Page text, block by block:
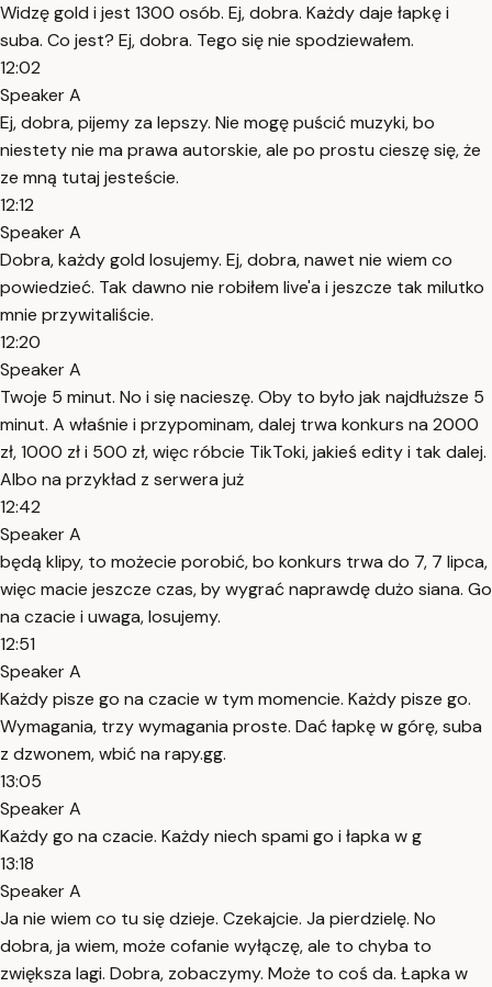
Widzę gold i jest 1300 osób. Ej, dobra. Każdy daje łapkę i
suba. Co jest? Ej, dobra. Tego się nie spodziewałem.
12:02
Speaker A
Ej, dobra, pijemy za lepszy. Nie mogę puścić muzyki, bo
niestety nie ma prawa autorskie, ale po prostu cieszę się, że
ze mną tutaj jesteście.
12:12
Speaker A
Dobra, każdy gold losujemy. Ej, dobra, nawet nie wiem co
powiedzieć. Tak dawno nie robiłem live'a i jeszcze tak milutko
mnie przywitaliście.
12:20
Speaker A
Twoje 5 minut. No i się nacieszę. Oby to było jak najdłuższe 5
minut. A właśnie i przypominam, dalej trwa konkurs na 2000
zł, 1000 zł i 500 zł, więc róbcie TikToki, jakieś edity i tak dalej.
Albo na przykład z serwera już
12:42
Speaker A
będą klipy, to możecie porobić, bo konkurs trwa do 7, 7 lipca,
więc macie jeszcze czas, by wygrać naprawdę dużo siana. Go
na czacie i uwaga, losujemy.
12:51
Speaker A
Każdy pisze go na czacie w tym momencie. Każdy pisze go.
Wymagania, trzy wymagania proste. Dać łapkę w górę, suba
z dzwonem, wbić na rapy.gg.
13:05
Speaker A
Każdy go na czacie. Każdy niech spami go i łapka w g
13:18
Speaker A
Ja nie wiem co tu się dzieje. Czekajcie. Ja pierdzielę. No
dobra, ja wiem, może cofanie wyłączę, ale to chyba to
zwiększa lagi. Dobra, zobaczymy. Może to coś da. Łapka w